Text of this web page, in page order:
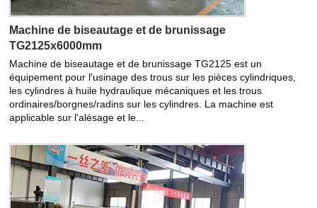
Machine de biseautage et de brunissage
TG2125x6000mm
Machine de biseautage et de brunissage TG2125 est un
équipement pour l'usinage des trous sur les pièces cylindriques,
les cylindres à huile hydraulique mécaniques et les trous
ordinaires/borgnes/radins sur les cylindres. La machine est
applicable sur l'alésage et le...